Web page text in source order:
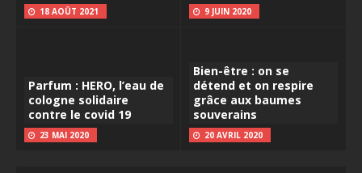
18 AOÛT 2021 9 JUIN 2020
Parfum : HERO, l’eau de
cologne solidaire
contre le covid 19
23 MAI 2020
Bien-être : on se
détend et on respire
grâce aux baumes
souverains
20 AVRIL 2020